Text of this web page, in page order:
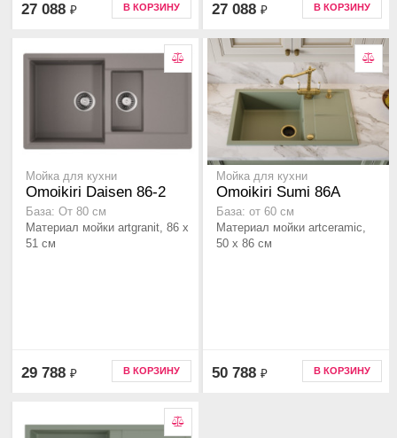
27 088 ₽ В КОРЗИНУ 27 088 ₽ В КОРЗИНУ
Мойка для кухни
Omoikiri Daisen 86-2
База: От 80 см
Материал мойки artgranit, 86 x
51 см
29 788 ₽ В КОРЗИНУ
Мойка для кухни
Omoikiri Sumi 86A
База: от 60 см
Материал мойки artceramic,
50 x 86 см
50 788 ₽ В КОРЗИНУ